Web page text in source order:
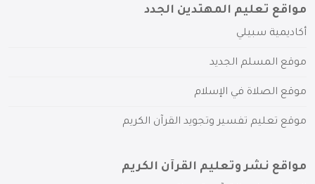
مواقع تعليم المهتدين الجدد
أكاديمية سبيلي
موقع المسلم الجديد
موقع الصلاة في الإسلام
موقع تعليم تفسير وتجويد القرآن الكريم
مواقع نشر وتعليم القرآن الكريم